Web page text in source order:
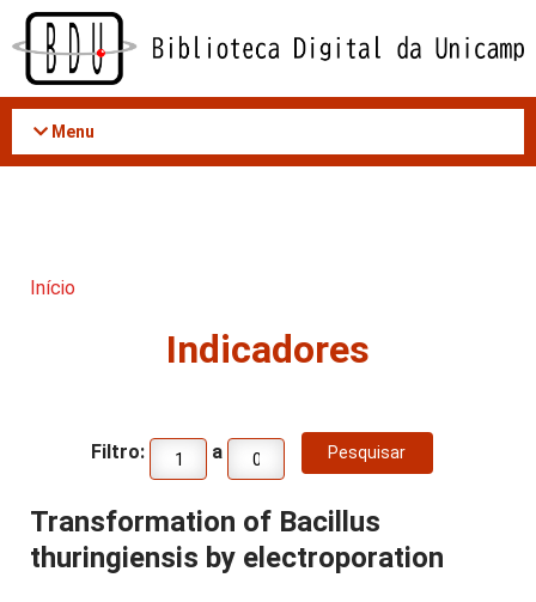
Acessar
conteúdo
Menu
Início
Indicadores
Filtro: a
Transformation of Bacillus
thuringiensis by electroporation